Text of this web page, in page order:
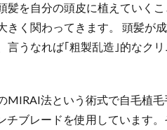
髪を自分の頭皮に植えていく
きく関わってきます。 頭髪が
言うなれば｢粗製乱造｣的なク
MIRAI法という術式で自毛植
チブレードを使用しています